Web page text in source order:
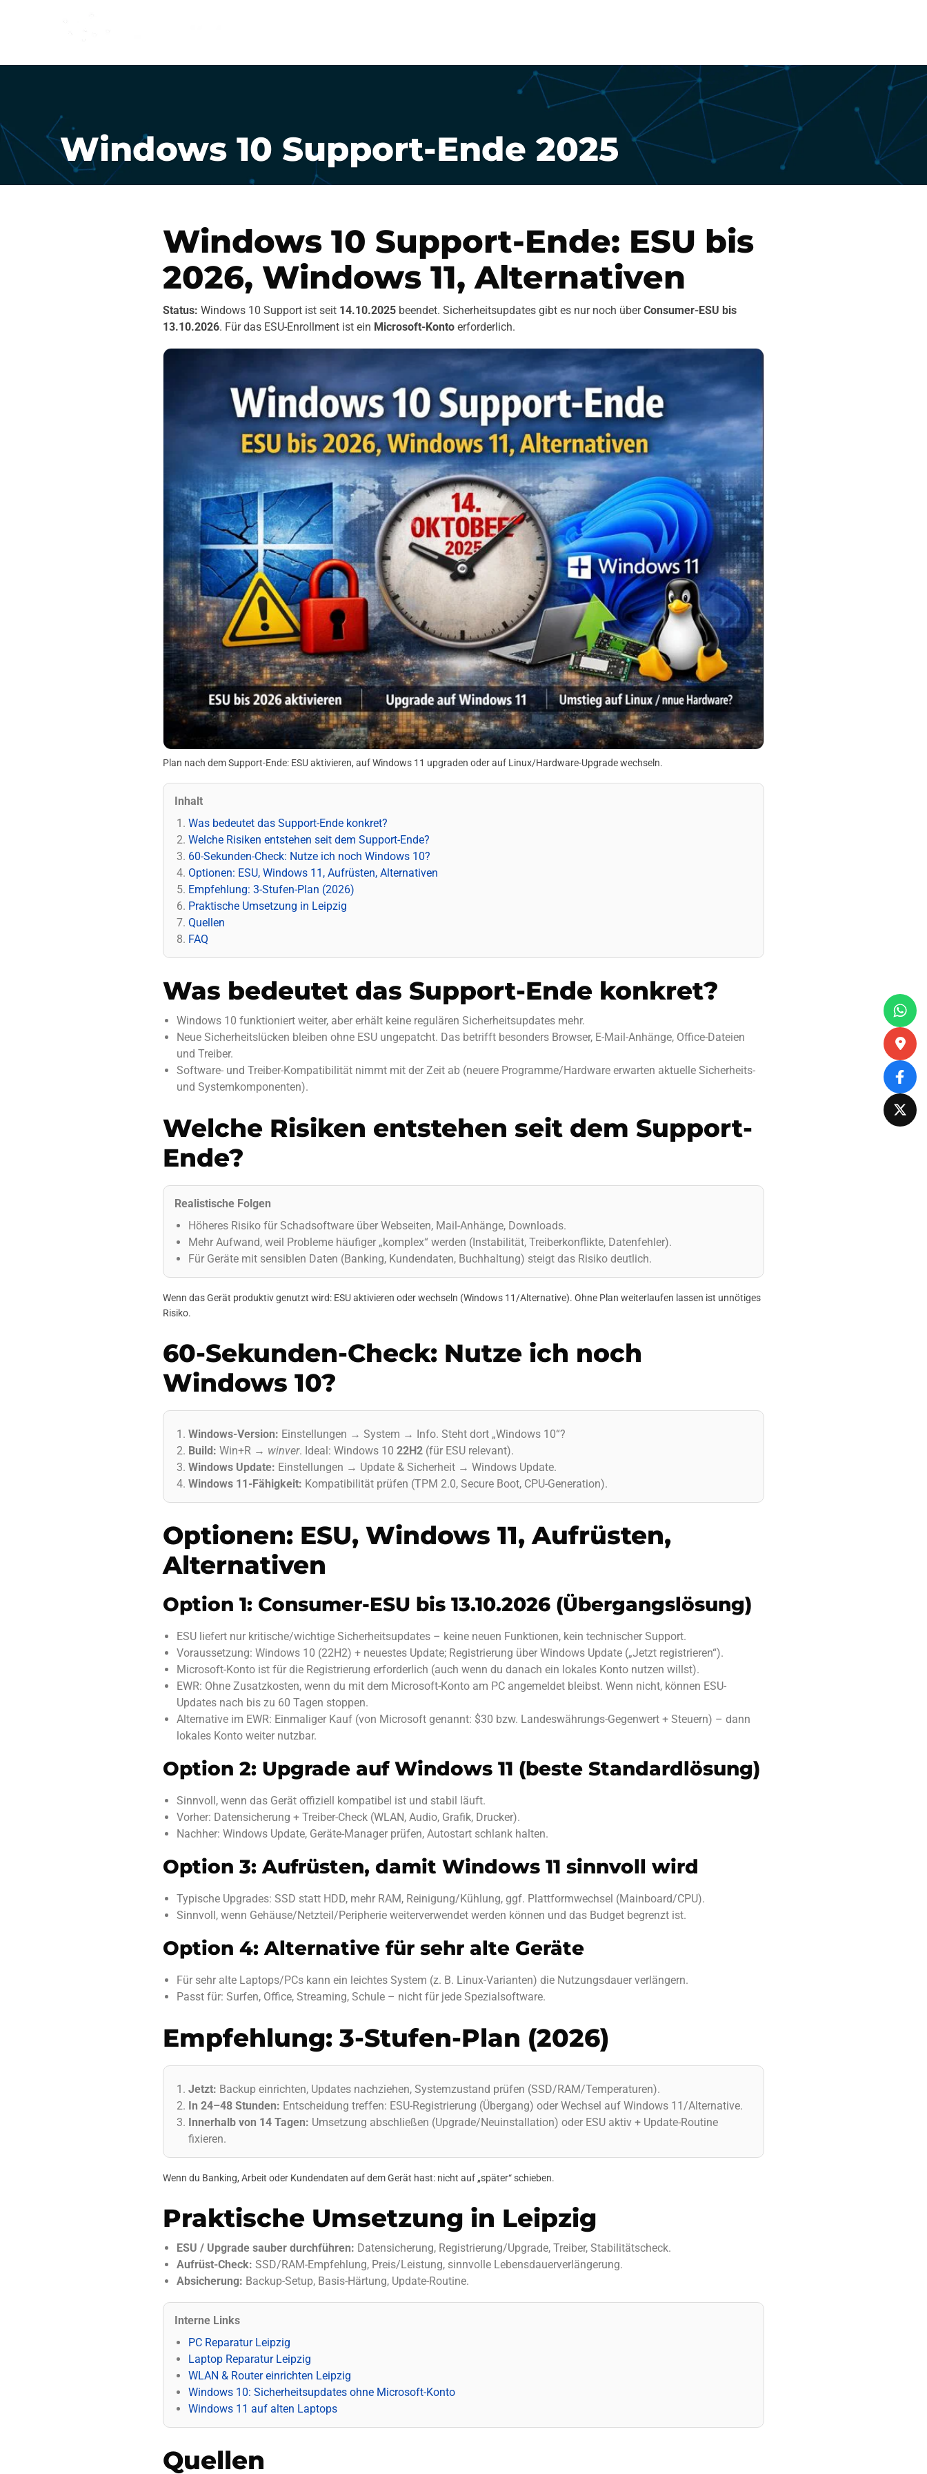
Windows 10 Support-Ende 2025
Windows 10 Support-Ende: ESU bis
2026, Windows 11, Alternativen
Status: Windows 10 Support ist seit 14.10.2025 beendet. Sicherheitsupdates gibt es nur noch überConsumer-ESU bis
13.10.2026. Für das ESU-Enrollment ist ein Microsoft-Konto erforderlich.
Plan nach dem Support-Ende: ESU aktivieren, auf Windows 11 upgraden oder auf Linux/Hardware-Upgrade wechseln.
Inhalt
Was bedeutet das Support-Ende konkret?
Welche Risiken entstehen seit dem Support-Ende?
60-Sekunden-Check: Nutze ich noch Windows 10?
Optionen: ESU, Windows 11, Aufrüsten, Alternativen
Empfehlung: 3-Stufen-Plan (2026)
Praktische Umsetzung in Leipzig
Quellen
FAQ
Was bedeutet das Support-Ende konkret?
Windows 10 funktioniert weiter, aber erhält keine regulären Sicherheitsupdates mehr.
Neue Sicherheitslücken bleiben ohne ESU ungepatcht. Das betrifft besonders Browser, E-Mail-Anhänge, Office-Dateien
und Treiber.
Software- und Treiber-Kompatibilität nimmt mit der Zeit ab (neuere Programme/Hardware erwarten aktuelle Sicherheits-
und Systemkomponenten).
Welche Risiken entstehen seit dem Support-
Ende?
Realistische Folgen
Höheres Risiko für Schadsoftware über Webseiten, Mail-Anhänge, Downloads.
Mehr Aufwand, weil Probleme häufiger „komplex“ werden (Instabilität, Treiberkonflikte, Datenfehler).
Für Geräte mit sensiblen Daten (Banking, Kundendaten, Buchhaltung) steigt das Risiko deutlich.
Wenn das Gerät produktiv genutzt wird: ESU aktivieren oder wechseln (Windows 11/Alternative). Ohne Plan weiterlaufen lassen ist unnötiges
Risiko.
60-Sekunden-Check: Nutze ich noch
Windows 10?
Windows-Version: Einstellungen → System → Info. Steht dort „Windows 10“?
Build: Win+R → winver. Ideal: Windows 10 22H2 (für ESU relevant).
Windows Update: Einstellungen → Update & Sicherheit → Windows Update.
Windows 11-Fähigkeit: Kompatibilität prüfen (TPM 2.0, Secure Boot, CPU-Generation).
Optionen: ESU, Windows 11, Aufrüsten,
Alternativen
Option 1: Consumer-ESU bis 13.10.2026 (Übergangslösung)
ESU liefert nur kritische/wichtige Sicherheitsupdates – keine neuen Funktionen, kein technischer Support.
Voraussetzung: Windows 10 (22H2) + neuestes Update; Registrierung über Windows Update („Jetzt registrieren“).
Microsoft-Konto ist für die Registrierung erforderlich (auch wenn du danach ein lokales Konto nutzen willst).
EWR: Ohne Zusatzkosten, wenn du mit dem Microsoft-Konto am PC angemeldet bleibst. Wenn nicht, können ESU-
Updates nach bis zu 60 Tagen stoppen.
Alternative im EWR: Einmaliger Kauf (von Microsoft genannt: $30 bzw. Landeswährungs-Gegenwert + Steuern) – dann
lokales Konto weiter nutzbar.
Option 2: Upgrade auf Windows 11 (beste Standardlösung)
Sinnvoll, wenn das Gerät offiziell kompatibel ist und stabil läuft.
Vorher: Datensicherung + Treiber-Check (WLAN, Audio, Grafik, Drucker).
Nachher: Windows Update, Geräte-Manager prüfen, Autostart schlank halten.
Option 3: Aufrüsten, damit Windows 11 sinnvoll wird
Typische Upgrades: SSD statt HDD, mehr RAM, Reinigung/Kühlung, ggf. Plattformwechsel (Mainboard/CPU).
Sinnvoll, wenn Gehäuse/Netzteil/Peripherie weiterverwendet werden können und das Budget begrenzt ist.
Option 4: Alternative für sehr alte Geräte
Für sehr alte Laptops/PCs kann ein leichtes System (z. B. Linux-Varianten) die Nutzungsdauer verlängern.
Passt für: Surfen, Office, Streaming, Schule – nicht für jede Spezialsoftware.
Empfehlung: 3-Stufen-Plan (2026)
Jetzt: Backup einrichten, Updates nachziehen, Systemzustand prüfen (SSD/RAM/Temperaturen).
In 24–48 Stunden: Entscheidung treffen: ESU-Registrierung (Übergang) oder Wechsel auf Windows 11/Alternative.
Innerhalb von 14 Tagen: Umsetzung abschließen (Upgrade/Neuinstallation) oder ESU aktiv + Update-Routine
fixieren.
Wenn du Banking, Arbeit oder Kundendaten auf dem Gerät hast: nicht auf „später“ schieben.
Praktische Umsetzung in Leipzig
ESU / Upgrade sauber durchführen: Datensicherung, Registrierung/Upgrade, Treiber, Stabilitätscheck.
Aufrüst-Check: SSD/RAM-Empfehlung, Preis/Leistung, sinnvolle Lebensdauerverlängerung.
Absicherung: Backup-Setup, Basis-Härtung, Update-Routine.
Interne Links
PC Reparatur Leipzig
Laptop Reparatur Leipzig
WLAN & Router einrichten Leipzig
Windows 10: Sicherheitsupdates ohne Microsoft-Konto
Windows 11 auf alten Laptops
Quellen